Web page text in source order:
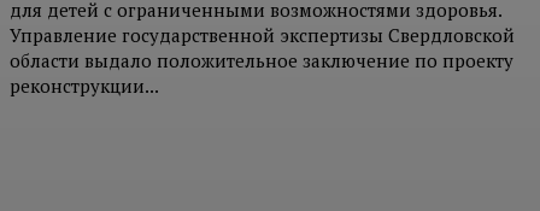
для детей с ограниченными возможностями здоровья.
Управление государственной экспертизы Свердловской
области выдало положительное заключение по проекту
реконструкции...